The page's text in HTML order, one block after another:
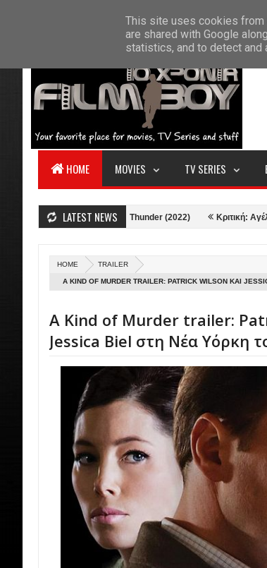
HOME ABOUT US
HOME MOVIES TV SERIES
LATEST NEWS
Thor: Love and Thunder (2022) Κριτική: Αγέλη
HOME TRAILER
A KIND OF MURDER TRAILER: PATRICK WILSON ΚΑΙ
A Kind of Murder trailer:
Jessica Biel στη Νέα Υόρκη
This site uses cookies from
are shared with Google
statistics, and to detect and